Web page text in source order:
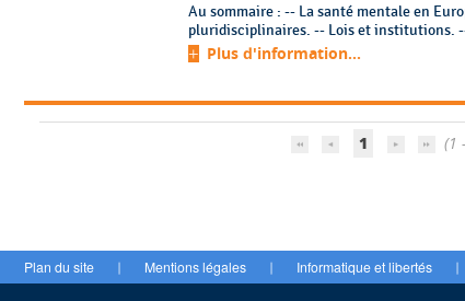
Au sommaire : -- La santé mentale en
pluridisciplinaires. -- Lois et institutions.
Plus d'information...
1 (1
Plan du site | Mentions légales | Informatique et libertés |